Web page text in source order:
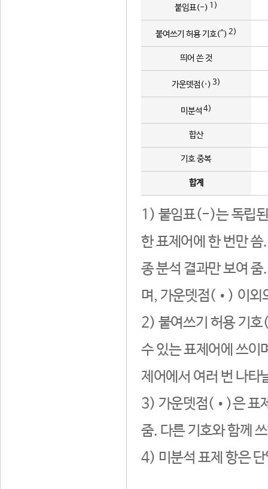
붙임표(-) 1)
붙여쓰기 허용 기호(^) 2)
띄어 쓴 것
가운뎃점(·) 3)
미분석 4)
합산
기호 중복
합계
1) 붙임표(-)는 독립된
한 표제어에 한 번만
종 분석 결과만 보여
며, 가운뎃점(•) 이외
2) 붙여쓰기 허용 기호
수 있는 표제어에 쓰이
제어에서 여러 번 나타
3) 가운뎃점(•)은 표
줌. 다른 기호와 함께
4) 미분석 표제 항은